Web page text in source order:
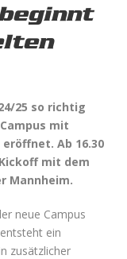
25 so richtig
mit
Ab 16.30
mit dem
Mannheim.
neue Campus
ein
zusätzlicher